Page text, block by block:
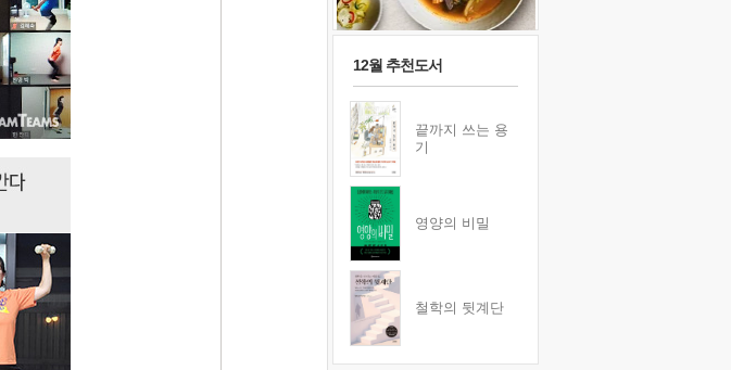
12월 추천도서
끝까지 쓰는 용
기
영양의 비밀
철학의 뒷계단